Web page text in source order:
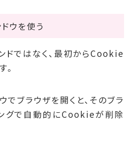
ウを使う
ドではなく、最初からCookie
でブラウザを開くと、そのブラ
グで自動的にCookieが削除